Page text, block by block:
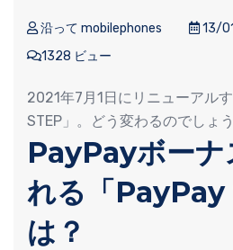
沿って mobilephones
13/
1328 ビュー
2021年7月1日にリニューアル
STEP」。どう変わるのでしょ
PayPayボーナ
れる「PayPay
は？